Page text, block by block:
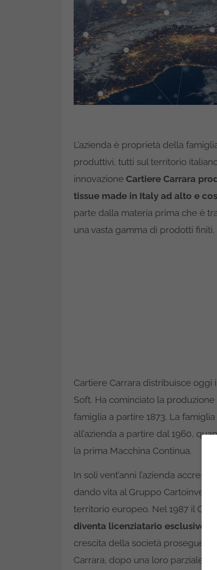
L’azienda è proprietà della
produttivi, tutti sul territorio
innovazione Cartiere Carrara
tissue made in Italy ad alto e
parte dalla materia prima che è
una vasta gamma di prodotti finiti.
Cartiere Carrara distribuisce oggi
Soft. Ha cominciato la
famiglia a partire 1873. La
all’azienda a partire dal 1960,
la prima Macchina Continua.
In soli vent’anni l’azienda
dando vita al Gruppo
territorio europeo. Nel 1987 il
diventa licenziatario esclusivo
crescita della società prosegue
Carrara, dopo una loro parziale